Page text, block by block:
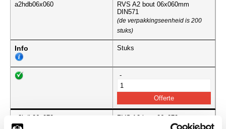
a2hdb06x060
RVS A2 bout 06x060mm
DIN571
(de verpakkingseenheid is 200
stuks)
Info Stuks
-
a2hdb06x070
RVS A2 bout 06x070mm